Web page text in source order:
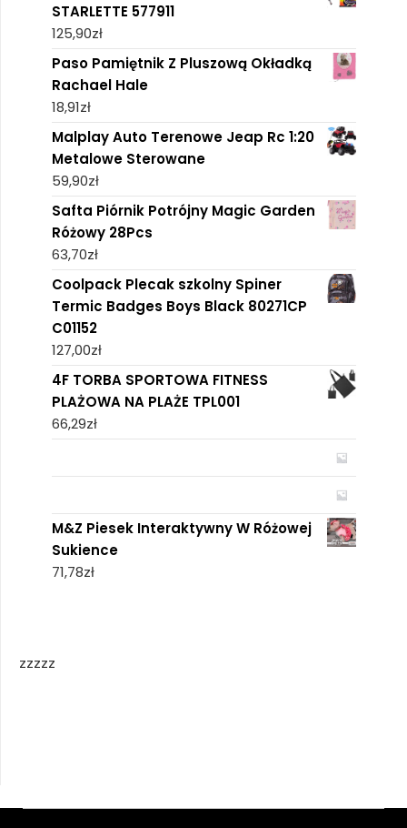
STARLETTE 577911
125,90zł
Paso Pamiętnik Z Pluszową Okładką
Rachael Hale
18,91zł
Malplay Auto Terenowe Jeap Rc 1:20
Metalowe Sterowane
59,90zł
Safta Piórnik Potrójny Magic Garden
Różowy 28Pcs
63,70zł
Coolpack Plecak szkolny Spiner
Termic Badges Boys Black 80271CP
C01152
127,00zł
4F TORBA SPORTOWA FITNESS
PLAŻOWA NA PLAŻE TPL001
66,29zł
M&Z Piesek Interaktywny W Różowej
Sukience
71,78zł
zzzzz